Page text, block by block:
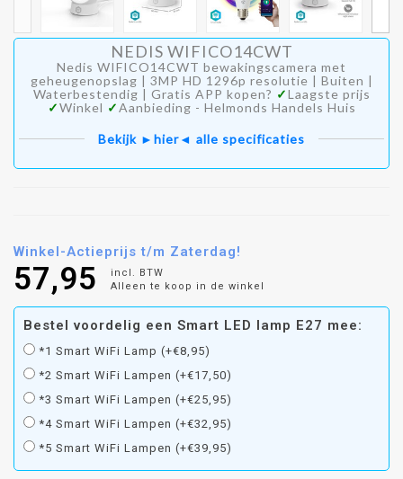
NEDIS WIFICO14CWT
Nedis WIFICO14CWT bewakingscamera met
geheugenopslag | 3MP HD 1296p resolutie | Buiten |
Waterbestendig | Gratis APP kopen? ✓Laagste prijs
✓Winkel ✓Aanbieding - Helmonds Handels Huis
Bekijk ►hier◄ alle specificaties
Winkel-Actieprijs t/m Zaterdag!
57,95
incl. BTW
Alleen te koop in de winkel
Bestel voordelig een Smart LED lamp E27 mee:
*1 Smart WiFi Lamp (+€8,95)
*2 Smart WiFi Lampen (+€17,50)
*3 Smart WiFi Lampen (+€25,95)
*4 Smart WiFi Lampen (+€32,95)
*5 Smart WiFi Lampen (+€39,95)